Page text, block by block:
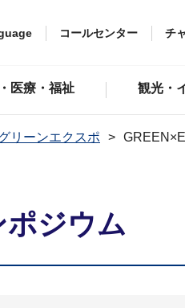
コールセンター チ
医療・福祉 観光・
リーンエクスポ
ポジウム